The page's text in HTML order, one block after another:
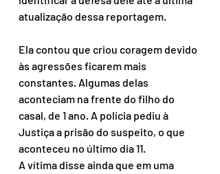
atualização dessa reportagem.
Ela contou que criou coragem devido
às agressões ficarem mais
constantes. Algumas delas
aconteciam na frente do filho do
casal, de 1 ano. A polícia pediu à
Justiça a prisão do suspeito, o que
aconteceu no último dia 11.
A vítima disse ainda que em uma